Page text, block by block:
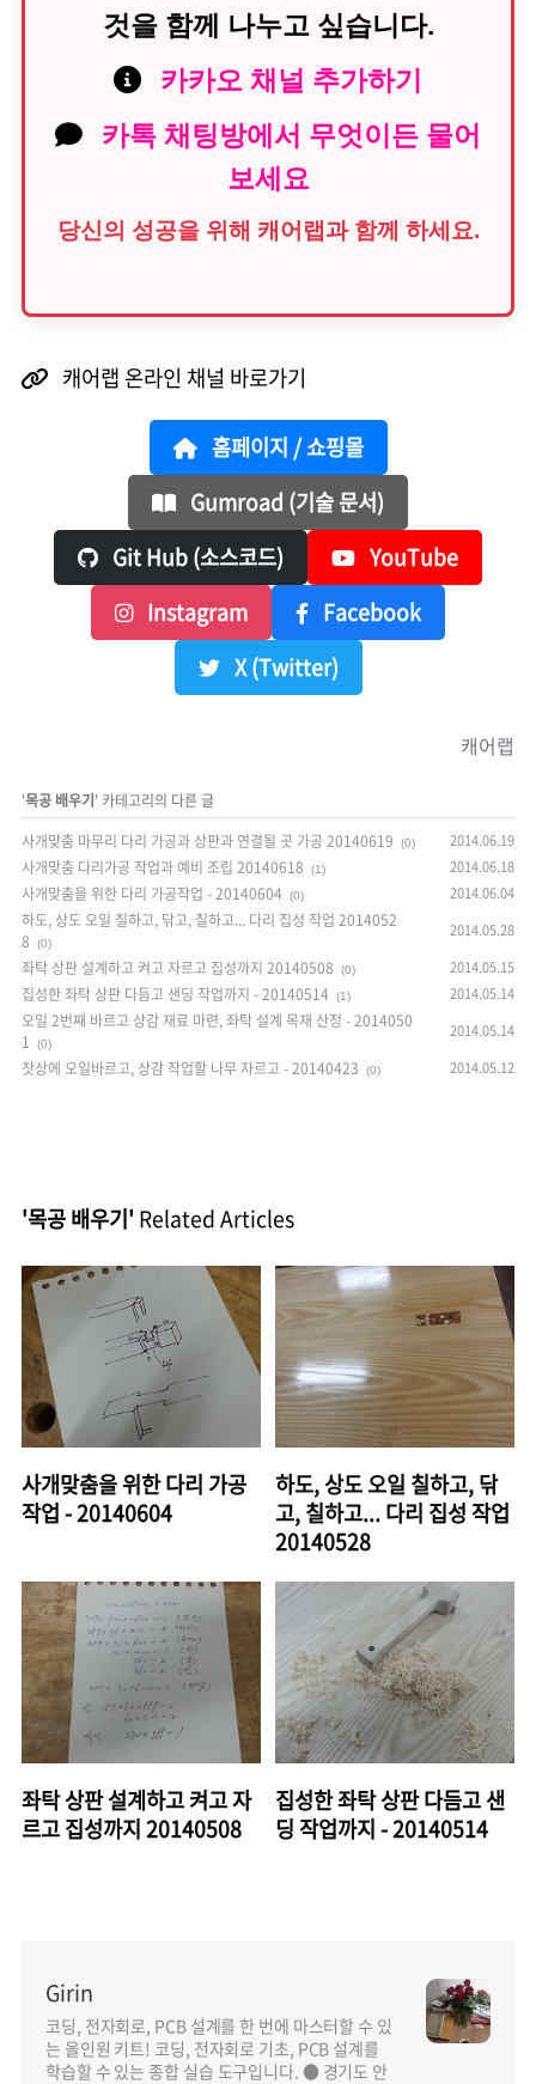
것을 함께 나누고 싶습니다.
카카오 채널 추가하기
카톡 채팅방에서 무엇이든 물어
보세요
당신의 성공을 위해 캐어랩과 함께 하세요.
캐어랩 온라인 채널 바로가기
홈페이지 / 쇼핑몰
Gumroad (기술 문서)
Git Hub (소스코드)
YouTube
Instagram
Facebook
X (Twitter)
캐어랩
'목공 배우기' 카테고리의 다른 글
사개맞춤 마무리 다리 가공과 상판과 연결될 곳 가공 20140619
(0) 2014.06.19
사개맞춤 다리가공 작업과 예비 조립 20140618 (1) 2014.06.18
사개맞춤을 위한 다리 가공작업 - 20140604 (0) 2014.06.04
하도, 상도 오일 칠하고, 닦고, 칠하고... 다리 집성 작업 2014052
8
(0)
2014.05.28
좌탁 상판 설계하고 켜고 자르고 집성까지 20140508 (0) 2014.05.15
집성한 좌탁 상판 다듬고 샌딩 작업까지 - 20140514 (1) 2014.05.14
오일 2번째 바르고 상감 재료 마련, 좌탁 설계 목재 산정 - 2014050
1
(0)
2014.05.14
찻상에 오일바르고, 상감 작업할 나무 자르고 - 20140423 (0) 2014.05.12
'목공 배우기' Related Articles
사개맞춤을 위한 다리 가공
작업 - 20140604
하도, 상도 오일 칠하고, 닦
고, 칠하고... 다리 집성 작업
20140528
좌탁 상판 설계하고 켜고 자
르고 집성까지 20140508
집성한 좌탁 상판 다듬고 샌
딩 작업까지 - 20140514
Girin
코딩, 전자회로, PCB 설계를 한 번에 마스터할 수 있
는 올인원 키트! 코딩, 전자회로 기초, PCB 설계를
학습할 수 있는 종합 실습 도구입니다. ● 경기도 안